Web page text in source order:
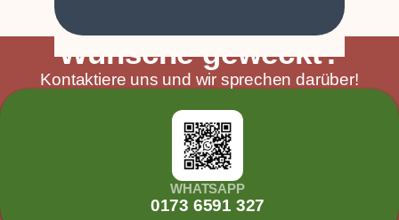
Wünsche geweckt?
Kontaktiere uns und wir sprechen darüber!
WHATSAPP
0173 6591 327